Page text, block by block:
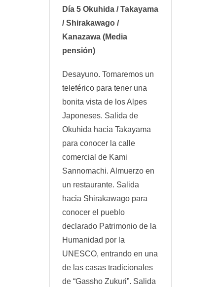
Día 5 Okuhida / Takayama
/ Shirakawago /
Kanazawa (Media
pensión)
Desayuno. Tomaremos un
teleférico para tener una
bonita vista de los Alpes
Japoneses. Salida de
Okuhida hacia Takayama
para conocer la calle
comercial de Kami
Sannomachi. Almuerzo en
un restaurante. Salida
hacia Shirakawago para
conocer el pueblo
declarado Patrimonio de la
Humanidad por la
UNESCO, entrando en una
de las casas tradicionales
de “Gassho Zukuri”. Salida